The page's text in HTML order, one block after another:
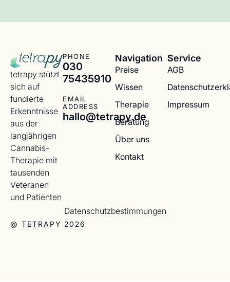
tetrapy stützt
sich auf
fundierte
Erkenntnisse
aus der
langjährigen
Cannabis-
Therapie mit
tausenden
Veteranen
und Patienten
PHONE
030
75435910
EMAIL
ADDRESS
hallo@tetrapy.de
Navigation
Preise
Wissen
Therapie
Beratung
Über uns
Kontakt
Service
AGB
Impressum
@ TETRAPY 2026
Datenschutzbestimmungen